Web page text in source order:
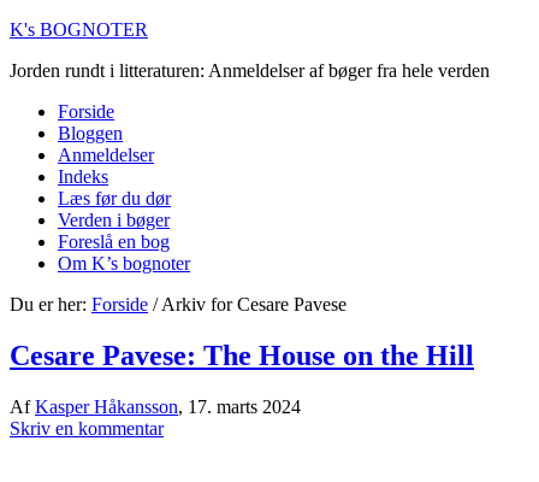
K's BOGNOTER
Jorden rundt i litteraturen: Anmeldelser af bøger fra hele verden
Forside
Bloggen
Anmeldelser
Indeks
Læs før du dør
Verden i bøger
Foreslå en bog
Om K’s bognoter
Du er her: Forside /Arkiv for Cesare Pavese
Cesare Pavese: The House on the Hill
AfKasper Håkansson, 17. marts 2024
Skriv en kommentar